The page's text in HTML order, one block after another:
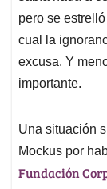
pero se
cual la
excusa. Y
importante.
Una situación
Mockus por
Fundación